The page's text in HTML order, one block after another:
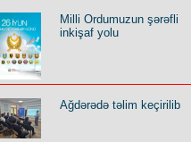
Milli Ordumuzun şərəfli
inkişaf yolu
Ağdərədə təlim keçirilib